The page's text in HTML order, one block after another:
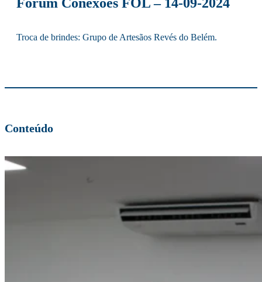
Troca de brindes: Grupo de Artesãos Revés do Belém.
Conteúdo